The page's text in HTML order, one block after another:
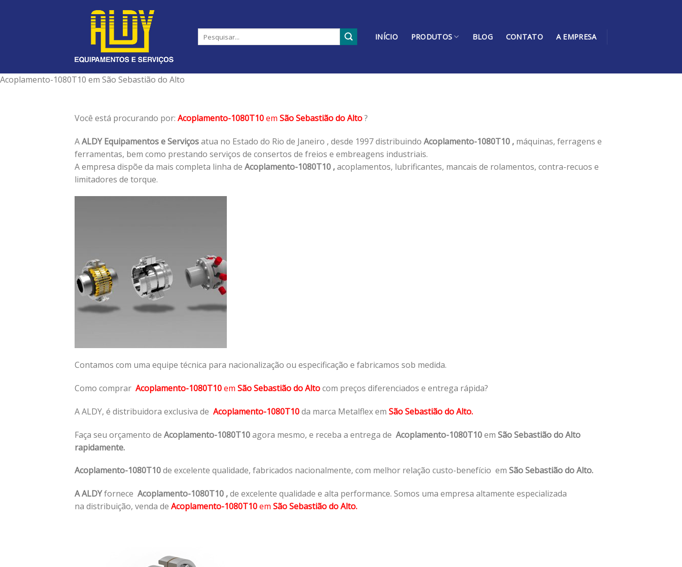
INÍCIO PRODUTOS BLOG CONTATO A EMPRESA
Acoplamento-1080T10 em São Sebastião do Alto
Você está procurando por: Acoplamento-1080T10em São Sebastião do Alto?
AALDY Equipamentos e Serviçosatua no Estado do Rio de Janeiro , desde 1997 distribuindo Acoplamento-1080T10 , máquinas, ferragens e
ferramentas, bem como prestando serviços de consertos de freios e embreagens industriais.
A empresa dispõe da mais completa linha de Acoplamento-1080T10 ,acoplamentos, lubrificantes, mancais de rolamentos, contra-recuos e
limitadores de torque.
Contamos com uma equipe técnica para nacionalização ou especificação e fabricamos sob medida.
Como comprar Acoplamento-1080T10em São Sebastião do Altocom preços diferenciados e entrega rápida?
A ALDY, é distribuidora exclusiva de Acoplamento-1080T10da marca Metalflex em São Sebastião do Alto.
Faça seu orçamento de Acoplamento-1080T10agora mesmo, e receba a entrega de Acoplamento-1080T10em São Sebastião do Alto
rapidamente.
Acoplamento-1080T10de excelente qualidade, fabricados nacionalmente, com melhor relação custo-benefício em São Sebastião do Alto.
A ALDYfornece Acoplamento-1080T10 ,de excelente qualidade e alta performance. Somos uma empresa altamente especializada
na distribuição, venda de Acoplamento-1080T10em São Sebastião do Alto.